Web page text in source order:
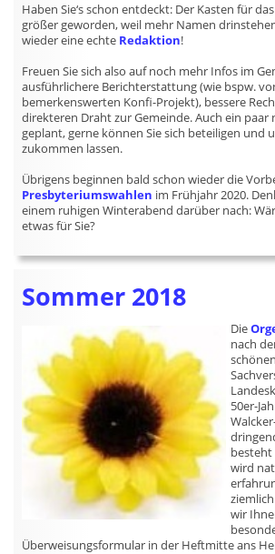
Haben Sie‘s schon entdeckt: Der Kasten für
größer geworden, weil mehr Namen
wieder eine echte Redaktion!
Freuen Sie sich also auf noch mehr Infos im
ausführlichere Berichterstattung (wie bspw.
bemerkenswerten Konfi-Projekt), bessere
direkteren Draht zur Gemeinde. Auch ein paar
geplant, gerne können Sie sich beteiligen und
zukommen lassen.
Übrigens beginnen bald schon wieder die
Presbyteriumswahlen im Frühjahr 2020.
einem ruhigen Winterabend darüber nach:
etwas für Sie?
Sommer 2018
Die
nach
50er-
besteht
wird
wir
Überweisungsformular in der Heftmitte ans